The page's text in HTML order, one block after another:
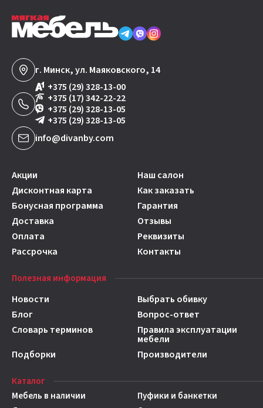
г. Минск, ул. Маяковского, 14
+375 (29) 328-13-00
+375 (17) 342-22-22
+375 (29) 328-13-05
+375 (29) 328-13-05
info@divanby.com
Акции
Наш салон
Дисконтная карта
Как заказать
Бонусная программа
Гарантия
Доставка
Отзывы
Оплата
Реквизиты
Рассрочка
Контакты
Полезная информация
Новости
Выбрать обивку
Блог
Вопрос-ответ
Словарь терминов
Правила эксплуатации
мебели
Подборки
Производители
Каталог
Мебель в наличии
Пуфики и банкетки